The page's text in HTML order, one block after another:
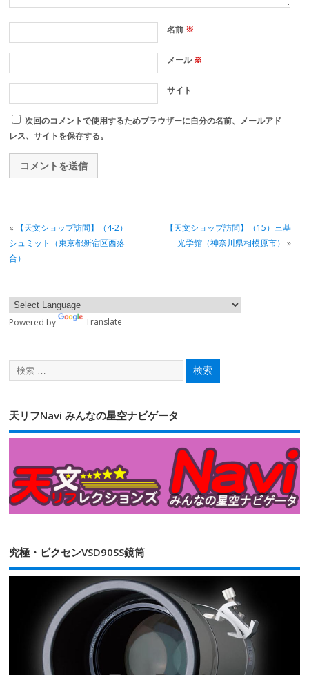
名前 ※
メール※
サイト
次回のコメントで使用するためブラウザーに自分の名前、メールアド
レス、サイトを保存する。
«
【天文ショップ訪問】（4-2）
シュミット（東京都新宿区西落
合）
【天文ショップ訪問】（15）三基
光学館（神奈川県相模原市） »
Powered by Translate
天リフNavi みんなの星空ナビゲータ
究極・ビクセンVSD90SS鏡筒